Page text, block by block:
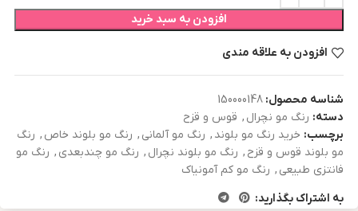
افزودن به سبد خرید
افزودن به علاقه مندی
شناسه محصول: 150000148
دسته: رنگ مو نچرال , قوس و قزح
برچسب: خرید رنگ مو بلوند , رنگ مو آلمانی , رنگ مو بلوند خاص , رنگ
مو بلوند قوس و قزح , رنگ مو بلوند نچرال , رنگ مو چندبعدی , رنگ مو
فانتزی طبیعی , رنگ مو کم آمونیاک
به اشتراک بگذارید: